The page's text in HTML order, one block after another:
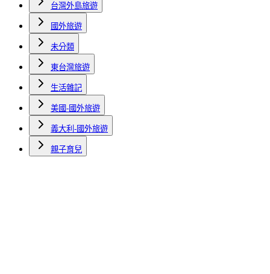
台灣外島旅遊
國外旅遊
未分類
東台灣旅遊
生活雜記
美國-國外旅遊
義大利-國外旅遊
親子育兒